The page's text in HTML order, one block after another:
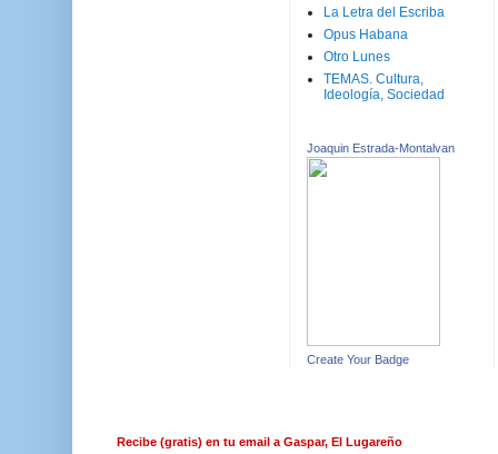
La Letra del Escriba
Opus Habana
Otro Lunes
TEMAS. Cultura,
Ideología, Sociedad
Joaquin Estrada-Montalvan
Create Your Badge
Recibe (gratis) en tu email a Gaspar, El Lugareño